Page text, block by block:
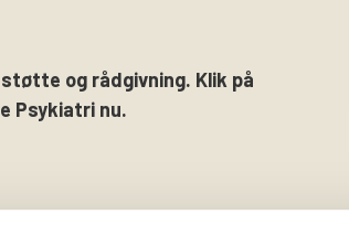
og rådgivning. Klik på
Psykiatri nu.